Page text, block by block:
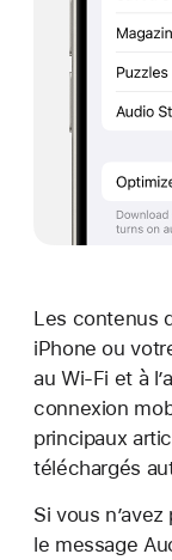
Les contenus
iPhone ou
au Wi-Fi et à
connexion
principaux
téléchargés
Si vous
le message